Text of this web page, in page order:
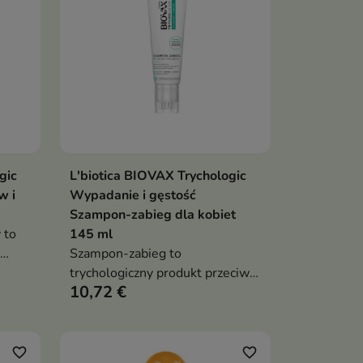
i
to
Dodaj do koszyka
L'biotica BIOVAX Trychologic
Wypadanie i gęstość
Szampon-zabieg dla kobiet
145 ml
Szampon-zabieg to
trychologiczny produkt przeciw
wypadaniu włosów, który łączy
mikrokrażenie. Formuła z
10,72 €
favorite_border favorite_border